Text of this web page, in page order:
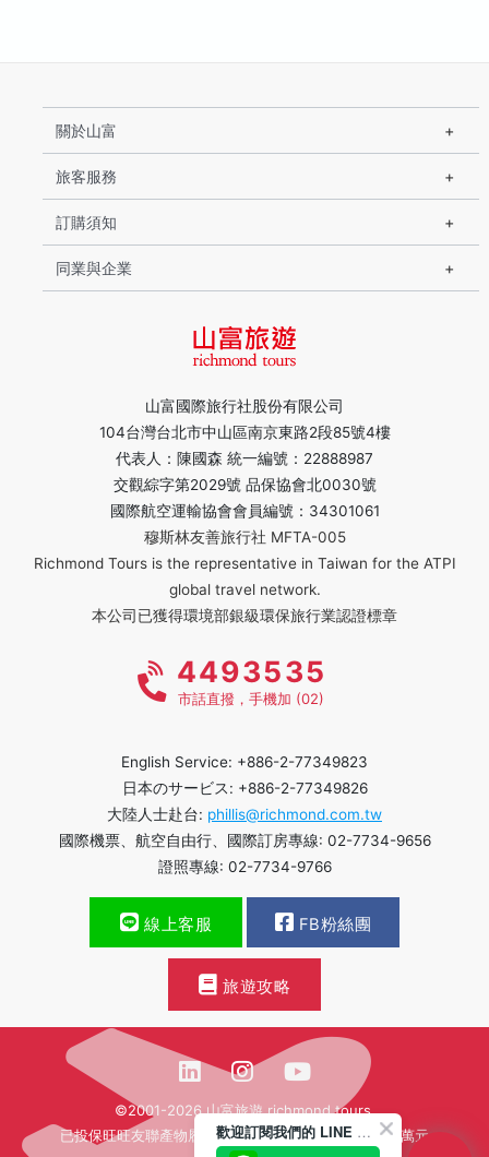
山富國際旅行社股份有限公司
104台灣台北市中山區南京東路2段85號4樓
代表人：陳國森 統一編號：22888987
交觀綜字第2029號 品保協會北0030號
國際航空運輸協會會員編號：34301061
穆斯林友善旅行社 MFTA-005
Richmond Tours is the representative in Taiwan for the ATPI
global travel network.
本公司已獲得環境部銀級環保旅行業認證標章
關於山富
旅客服務
訂購須知
同業與企業
4493535
市話直撥，手機加 (02)
English Service: +886-2-77349823
日本のサービス: +886-2-77349826
大陸人士赴台: phillis@richmond.com.tw
國際機票、航空自由行、國際訂房專線: 02-7734-9656
證照專線: 02-7734-9766
線上客服 FB粉絲團
旅遊攻略
©2001-2026 山富旅遊 richmond tours.
已投保旺旺友聯產物履約保證保險新台幣壹億貳仟肆佰萬元
歡迎訂閱我們的 LINE 官方帳號